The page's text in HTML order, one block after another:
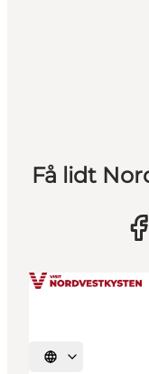
Få lidt
Vælg sprog